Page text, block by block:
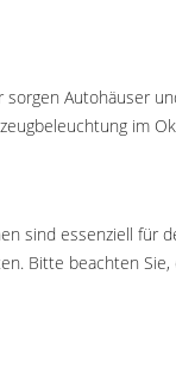
sorgen Autohäuser
im
sind essenziell
Bitte beachten